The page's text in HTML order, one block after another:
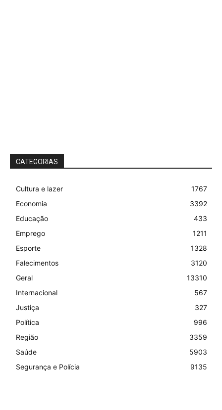
CATEGORIAS
Cultura e lazer
1767
Economia
3392
Educação
433
Emprego
1211
Esporte
1328
Falecimentos
3120
Geral
13310
Internacional
567
Justiça
327
Política
996
Região
3359
Saúde
5903
Segurança e Polícia
9135